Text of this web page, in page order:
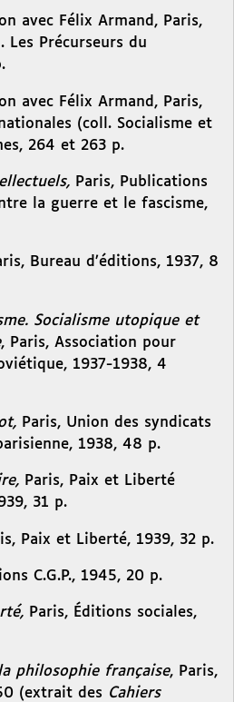
avec Félix Armand, Paris,
Les Précurseurs du
avec Félix Armand, Paris,
(coll. Socialisme et
264 et 263 p.
Paris, Publications
la guerre et le fascisme,
Bureau d’éditions, 1937, 8
Socialisme utopique et
, Paris, Association pour
1937-1938, 4
Paris, Union des syndicats
1938, 48 p.
Paris, Paix et Liberté
31 p.
Paix et Liberté, 1939, 32 p.
C.G.P., 1945, 20 p.
Paris, Éditions sociales,
philosophie française, Paris,
(extrait des Cahiers